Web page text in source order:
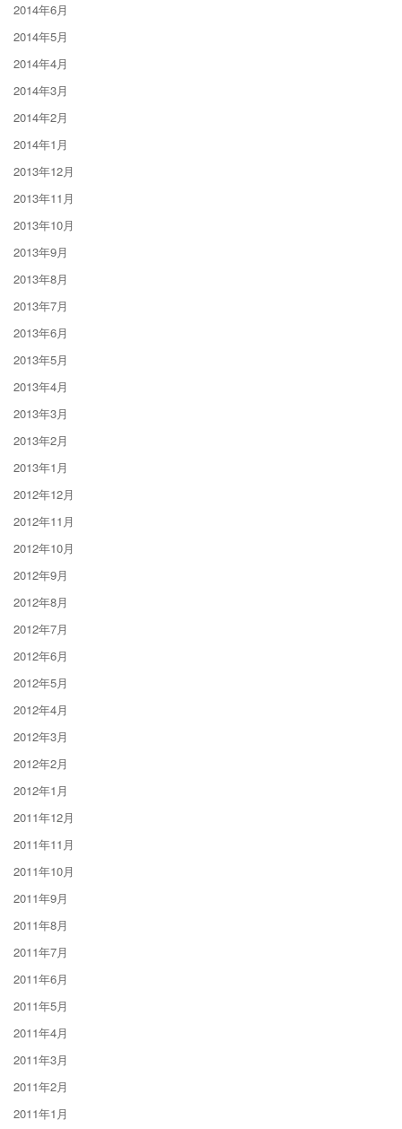
2014年6月
2014年5月
2014年4月
2014年3月
2014年2月
2014年1月
2013年12月
2013年11月
2013年10月
2013年9月
2013年8月
2013年7月
2013年6月
2013年5月
2013年4月
2013年3月
2013年2月
2013年1月
2012年12月
2012年11月
2012年10月
2012年9月
2012年8月
2012年7月
2012年6月
2012年5月
2012年4月
2012年3月
2012年2月
2012年1月
2011年12月
2011年11月
2011年10月
2011年9月
2011年8月
2011年7月
2011年6月
2011年5月
2011年4月
2011年3月
2011年2月
2011年1月